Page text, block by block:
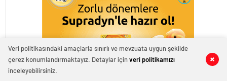
0 0
0 0
0 2
Veri politikasındaki amaçlarla sınırlı ve mevzuata uygun şekilde
çerez konumlandırmaktayız. Detaylar içinveri politikamızı
inceleyebilirsiniz.